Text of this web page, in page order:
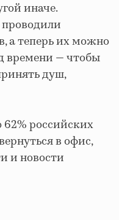
иначе.
а теперь их можно
времени —чтобы
душ,
62% российских
в офис,
и новости